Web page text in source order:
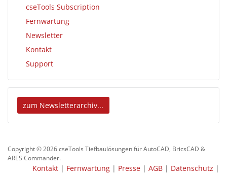
cseTools Subscription
Fernwartung
Newsletter
Kontakt
Support
zum Newsletterarchiv...
Copyright © 2026 cseTools Tiefbaulösungen für AutoCAD, BricsCAD &
ARES Commander.
Kontakt | Fernwartung | Presse | AGB | Datenschutz |